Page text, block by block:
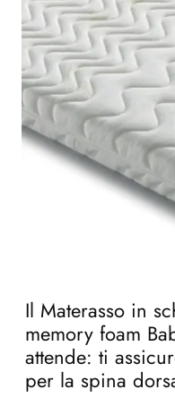
Il Materasso in
memory foam
attende: ti
per la spina